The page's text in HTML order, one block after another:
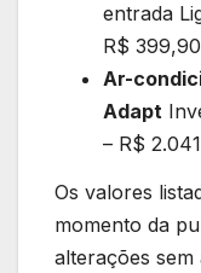
entrada
R$
Ar-
Adapt
– R$
Os valores
momento da
alterações sem